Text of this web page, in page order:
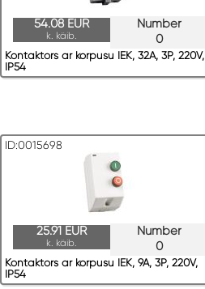
Number
0
54.08 EUR
k. käib.
Kontaktors ar korpusu IEK, 32A, 3P, 220V,
IP54
ID:0015698
Number
0
25.91 EUR
k. käib.
Kontaktors ar korpusu IEK, 9A, 3P, 220V,
IP54